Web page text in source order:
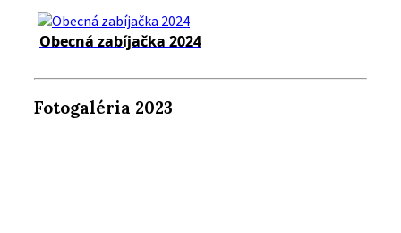
Obecná zabíjačka 2024
Fotogaléria 2023